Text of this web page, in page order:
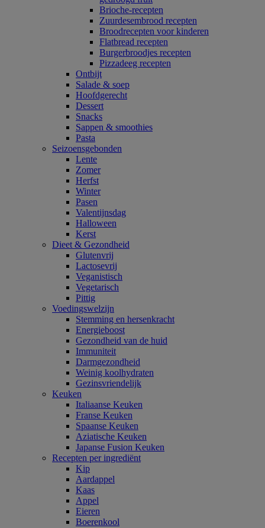
Brioche-recepten
Zuurdesembrood recepten
Broodrecepten voor kinderen
Flatbread recepten
Burgerbroodjes recepten
Pizzadeeg recepten
Ontbijt
Salade & soep
Hoofdgerecht
Dessert
Snacks
Sappen & smoothies
Pasta
Seizoensgebonden
Lente
Zomer
Herfst
Winter
Pasen
Valentijnsdag
Halloween
Kerst
Dieet & Gezondheid
Glutenvrij
Lactosevrij
Veganistisch
Vegetarisch
Pittig
Voedingswelzijn
Stemming en hersenkracht
Energieboost
Gezondheid van de huid
Immuniteit
Darmgezondheid
Weinig koolhydraten
Gezinsvriendelijk
Keuken
Italiaanse Keuken
Franse Keuken
Spaanse Keuken
Aziatische Keuken
Japanse Fusion Keuken
Recepten per ingrediënt
Kip
Aardappel
Kaas
Appel
Eieren
Boerenkool